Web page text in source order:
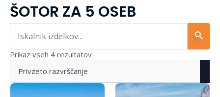
ŠOTOR ZA 5 OSEB
Iskalnik...
Prikaz vseh 4 rezultatov